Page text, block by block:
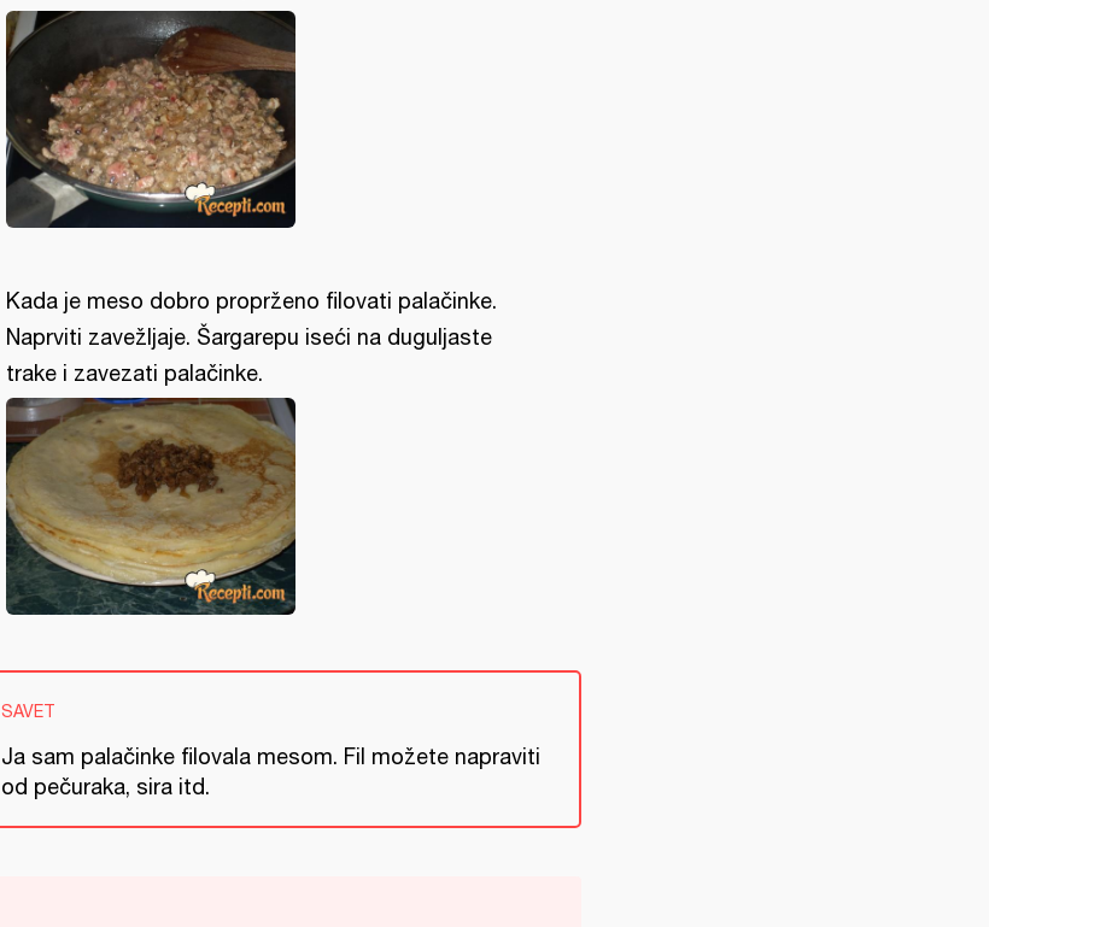
Kada je meso dobro proprženo filovati palačinke.
Naprviti zavežljaje. Šargarepu iseći na duguljaste
trake i zavezati palačinke.
SAVET
Ja sam palačinke filovala mesom. Fil možete napraviti
od pečuraka, sira itd.